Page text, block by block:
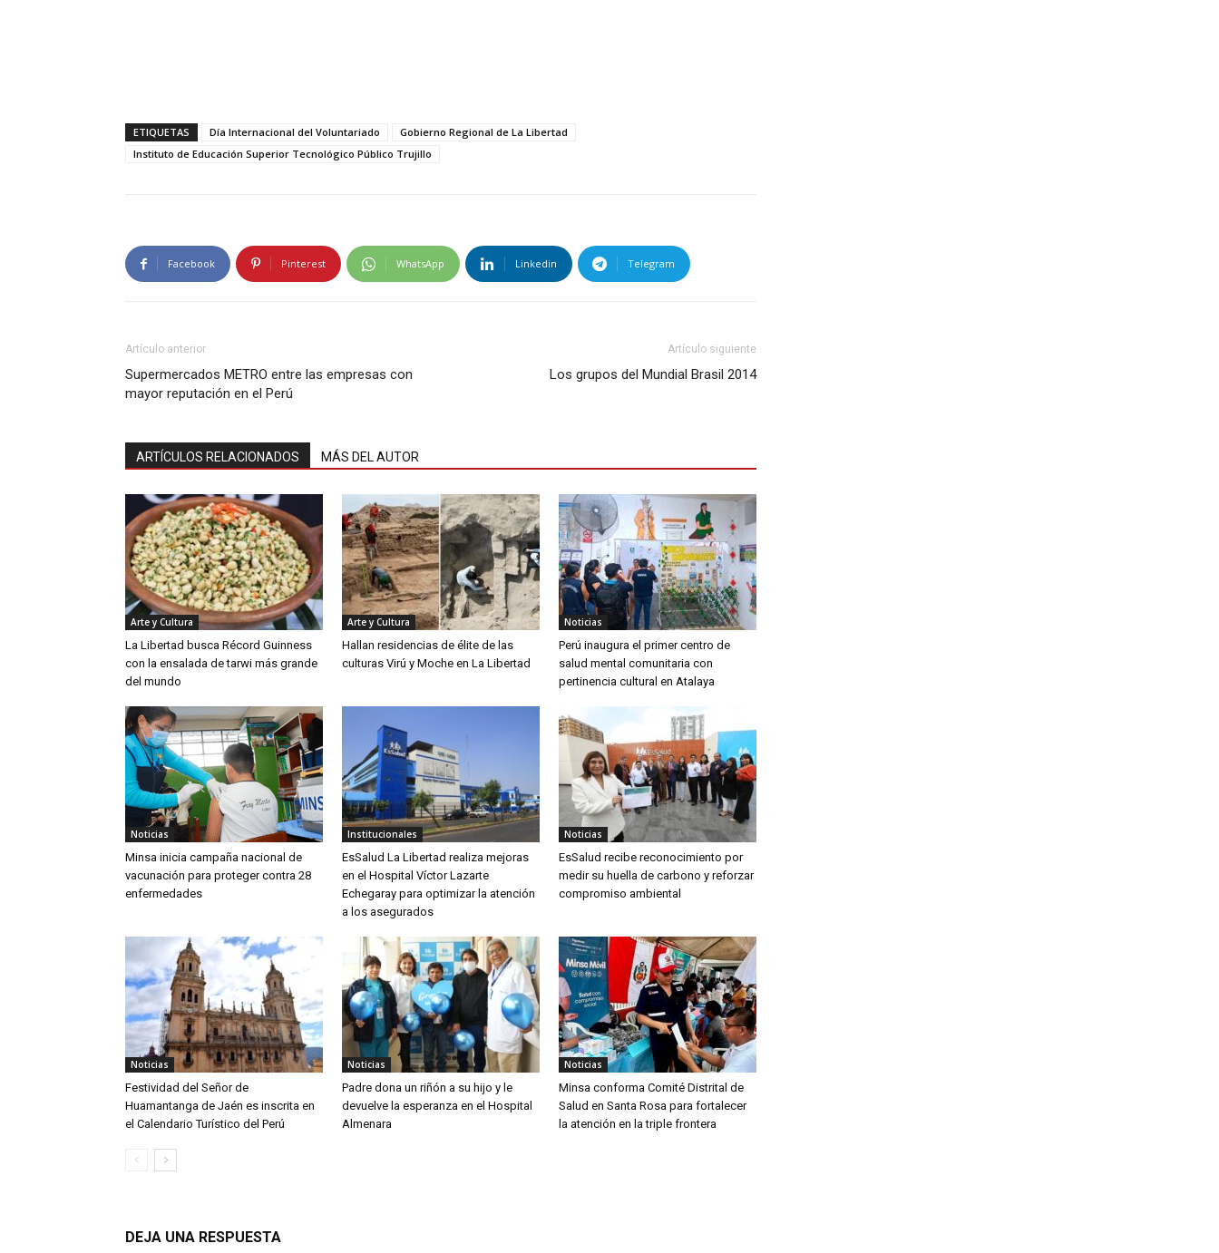
ETIQUETAS Día Internacional del Voluntariado
Gobierno Regional de La Libertad
Instituto de Educación Superior Tecnológico Público Trujillo
Facebook Pinterest WhatsApp Linkedin Telegram
Artículo anterior
Supermercados METRO entre las empresas con
mayor reputación en el Perú
Artículo siguiente
Los grupos del Mundial Brasil 2014
ARTÍCULOS RELACIONADOS MÁS DEL AUTOR
Arte y Cultura
La Libertad busca Récord Guinness
con la ensalada de tarwi más grande
del mundo
Arte y Cultura
Hallan residencias de élite de las
culturas Virú y Moche en La Libertad
Noticias
Perú inaugura el primer centro de
salud mental comunitaria con
pertinencia cultural en Atalaya
Noticias
Minsa inicia campaña nacional de
vacunación para proteger contra 28
enfermedades
Institucionales
EsSalud La Libertad realiza mejoras
en el Hospital Víctor Lazarte
Echegaray para optimizar la atención
a los asegurados
Noticias
EsSalud recibe reconocimiento por
medir su huella de carbono y reforzar
compromiso ambiental
Noticias
Festividad del Señor de
Huamantanga de Jaén es inscrita en
el Calendario Turístico del Perú
Noticias
Padre dona un riñón a su hijo y le
devuelve la esperanza en el Hospital
Almenara
Noticias
Minsa conforma Comité Distrital de
Salud en Santa Rosa para fortalecer
la atención en la triple frontera
DEJA UNA RESPUESTA